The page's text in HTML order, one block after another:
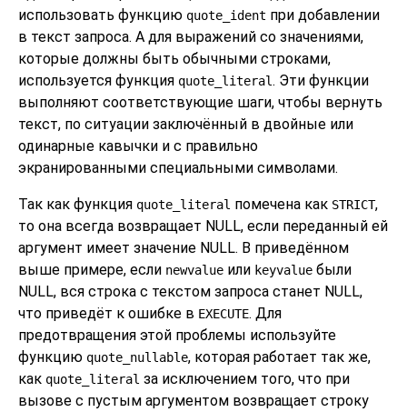
использовать функцию quote_ident при добавлении
в текст запроса. А для выражений со значениями,
которые должны быть обычными строками,
используется функция quote_literal . Эти функции
выполняют соответствующие шаги, чтобы вернуть
текст, по ситуации заключённый в двойные или
одинарные кавычки и с правильно
экранированными специальными символами.
Так как функция quote_literal помечена как STRICT,
то она всегда возвращает NULL, если переданный ей
аргумент имеет значение NULL. В приведённом
выше примере, если newvalue или keyvalue были
NULL, вся строка с текстом запроса станет NULL,
что приведёт к ошибке в EXECUTE. Для
предотвращения этой проблемы используйте
функцию quote_nullable, которая работает так же,
как quote_literal за исключением того, что при
вызове с пустым аргументом возвращает строку